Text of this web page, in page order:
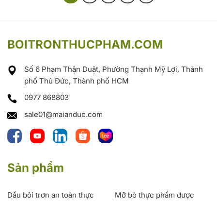
BOITRONTHUCPHAM.COM
Số 6 Phạm Thận Duật, Phường Thạnh Mỹ Lợi, Thành
phố Thủ Đức, Thành phố HCM
0977 868803
sale01@maianduc.com
Sản phẩm
Dầu bôi trơn an toàn thực
Mỡ bò thực phẩm dược